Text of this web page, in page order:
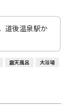
道後温泉駅か
露天風呂 大浴場